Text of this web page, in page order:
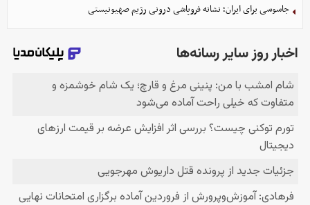
جاسوسی برای ایران؛ نشانه فروپاشی درونی رژیم صهیونیستی